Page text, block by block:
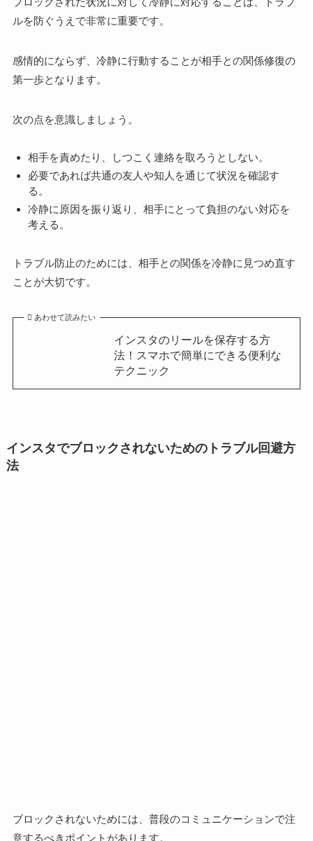
ルを防ぐうえで非常に重要です。
感情的にならず、冷静に行動することが相手との関係修復の
第一歩となります。
次の点を意識しましょう。
相手を責めたり、しつこく連絡を取ろうとしない。
必要であれば共通の友人や知人を通じて状況を確認す
る。
冷静に原因を振り返り、相手にとって負担のない対応を
考える。
トラブル防止のためには、相手との関係を冷静に見つめ直す
ことが大切です。
あわせて読みたい
インスタのリールを保存する方
法！スマホで簡単にできる便利な
テクニック
インスタでブロックされないためのトラブル回避方
法
ブロックされないためには、普段のコミュニケーションで注
意するべきポイントがあります。